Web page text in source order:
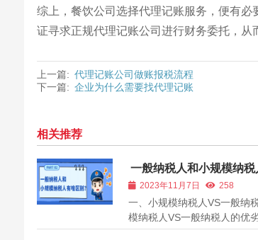
综上，餐饮公司选择代理记账服务，便有
证寻求正规代理记账公司进行财务委托，从
上一篇: 代理记账公司做账报税流程
下一篇: 企业为什么需要找代理记账
相关推荐
一般纳税人和小规模纳税
2023年11月7日 258
一、小规模纳税人VS一般纳
模纳税人VS一般纳税人的优
惠共同适用优惠 很多老板问